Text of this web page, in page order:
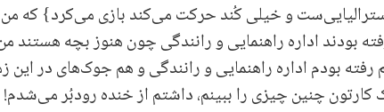
و خیلی کُند حرکت می‌کند بازی می‌کرد} که
بودند اداره راهنمایی و رانندگی چون هنوز بچه هستند
بودم اداره راهنمایی و رانندگی و هم جوک‌های در این
کارتون چنین چیزی را ببینم، داشتم از خنده رودبُر